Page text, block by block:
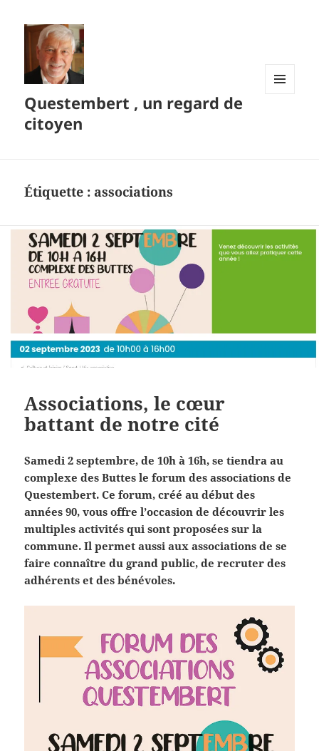
Questembert , un regard de
citoyen
Étiquette : associations
Associations, le cœur
battant de notre cité
Samedi 2 septembre, de 10h à 16h, se tiendra au
complexe des Buttes le forum des associations de
Questembert. Ce forum, créé au début des
années 90, vous offre l’occasion de découvrir les
multiples activités qui sont proposées sur la
commune. Il permet aussi aux associations de se
faire connaître du grand public, de recruter des
adhérents et des bénévoles.